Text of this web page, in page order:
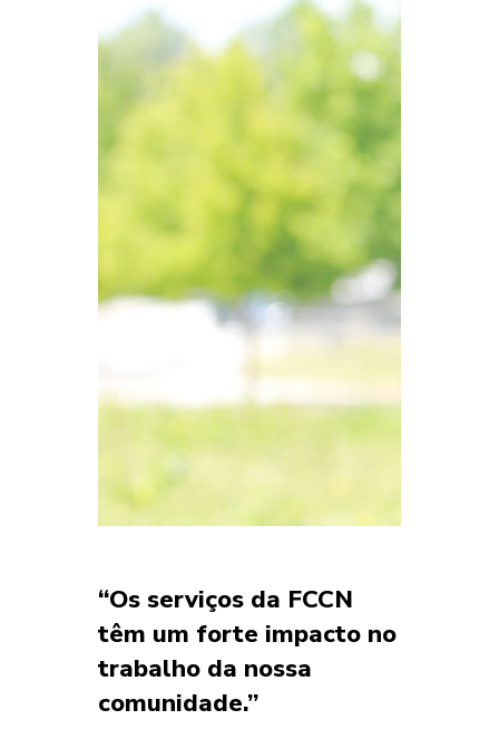
“Os serviços da FCCN
têm um forte impacto no
trabalho da nossa
comunidade.”